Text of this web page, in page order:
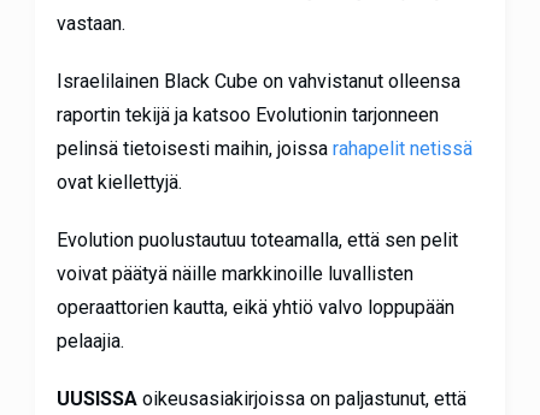
vastaan.
Israelilainen Black Cube on vahvistanut olleensa
raportin tekijä ja katsoo Evolutionin tarjonneen
pelinsä tietoisesti maihin, joissa rahapelit netissä
ovat kiellettyjä.
Evolution puolustautuu toteamalla, että sen pelit
voivat päätyä näille markkinoille luvallisten
operaattorien kautta, eikä yhtiö valvo loppupään
pelaajia.
UUSISSAoikeusasiakirjoissa on paljastunut, että